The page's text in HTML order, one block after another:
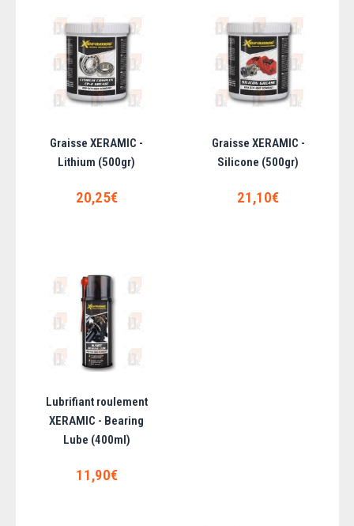
Graisse MOLYKOTE 7439 - Cuivre (tube
100gr)
Graisse XERAMIC -
Lithium (500gr)
20,25€
Graisse XERAMIC -
Silicone (500gr)
21,10€
Lubrifiant roulement
XERAMIC - Bearing
Lube (400ml)
11,90€